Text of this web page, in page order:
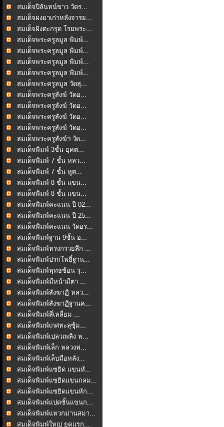
สมเด็จปิลันทน์ขาว วัดร...
สมเด็จผงยาเก่าหลังจารย...
สมเด็จฝังตะกรุด โรยพระ...
สมเด็จพระครูลมูล พิมพ์...
สมเด็จพระครูลมูล พิมพ์...
สมเด็จพระครูลมูล พิมพ์...
สมเด็จพระครูลมูล พิมพ์...
สมเด็จพระครูลมูล วัดสุ...
สมเด็จพระครูสังฆ์ วัดอ...
สมเด็จพระครูสังฆ์ วัดอ...
สมเด็จพระครูสังฆ์ วัดอ...
สมเด็จพระครูสังฆ์ วัดอ...
สมเด็จพระครูสังฆ์ฯ วัด...
สมเด็จพิมพ์ 3ชั้น ยุคต...
สมเด็จพิมพ์ 7 ชั้น หลว...
สมเด็จพิมพ์ 7 ชั้น หูต...
สมเด็จพิมพ์ 8 ชั้น แขน...
สมเด็จพิมพ์ 8 ชั้น แขน...
สมเด็จพิมพ์คะแนน ปี 02...
สมเด็จพิมพ์คะแนน ปี 25...
สมเด็จพิมพ์คะแนน วัดอร...
สมเด็จพิมพ์ฐาน 9ชั้น อ...
สมเด็จพิมพ์ทรงกรวยลึก ...
สมเด็จพิมพ์ปรกโพธิ์ฐาน...
สมเด็จพิมพ์พุทธซ้อน รุ...
สมเด็จพิมพ์มีหน้ามีตา ...
สมเด็จพิมพ์สังฆาฏิ หลว...
สมเด็จพิมพ์สังฆาฏิฐานค...
สมเด็จพิมพ์สี่เหลี่ยม ...
สมเด็จพิมพ์เกศทะลุซุ้ม...
สมเด็จพิมพ์เปลวเพลิง พ...
สมเด็จพิมพ์เล็ก หลวงพ่...
สมเด็จพิมพ์เล็บมือหลัง...
สมเด็จพิมพ์แซยิด แขนหั...
สมเด็จพิมพ์แซยิดแขนกลม...
สมเด็จพิมพ์แซยิดแขนหัก...
สมเด็จพิมพ์แปดชั้นแขนก...
สมเด็จพิมพ์แหวกม่านสมา...
สมเด็จพิมพ์ใหญ่ ยุคแรก...